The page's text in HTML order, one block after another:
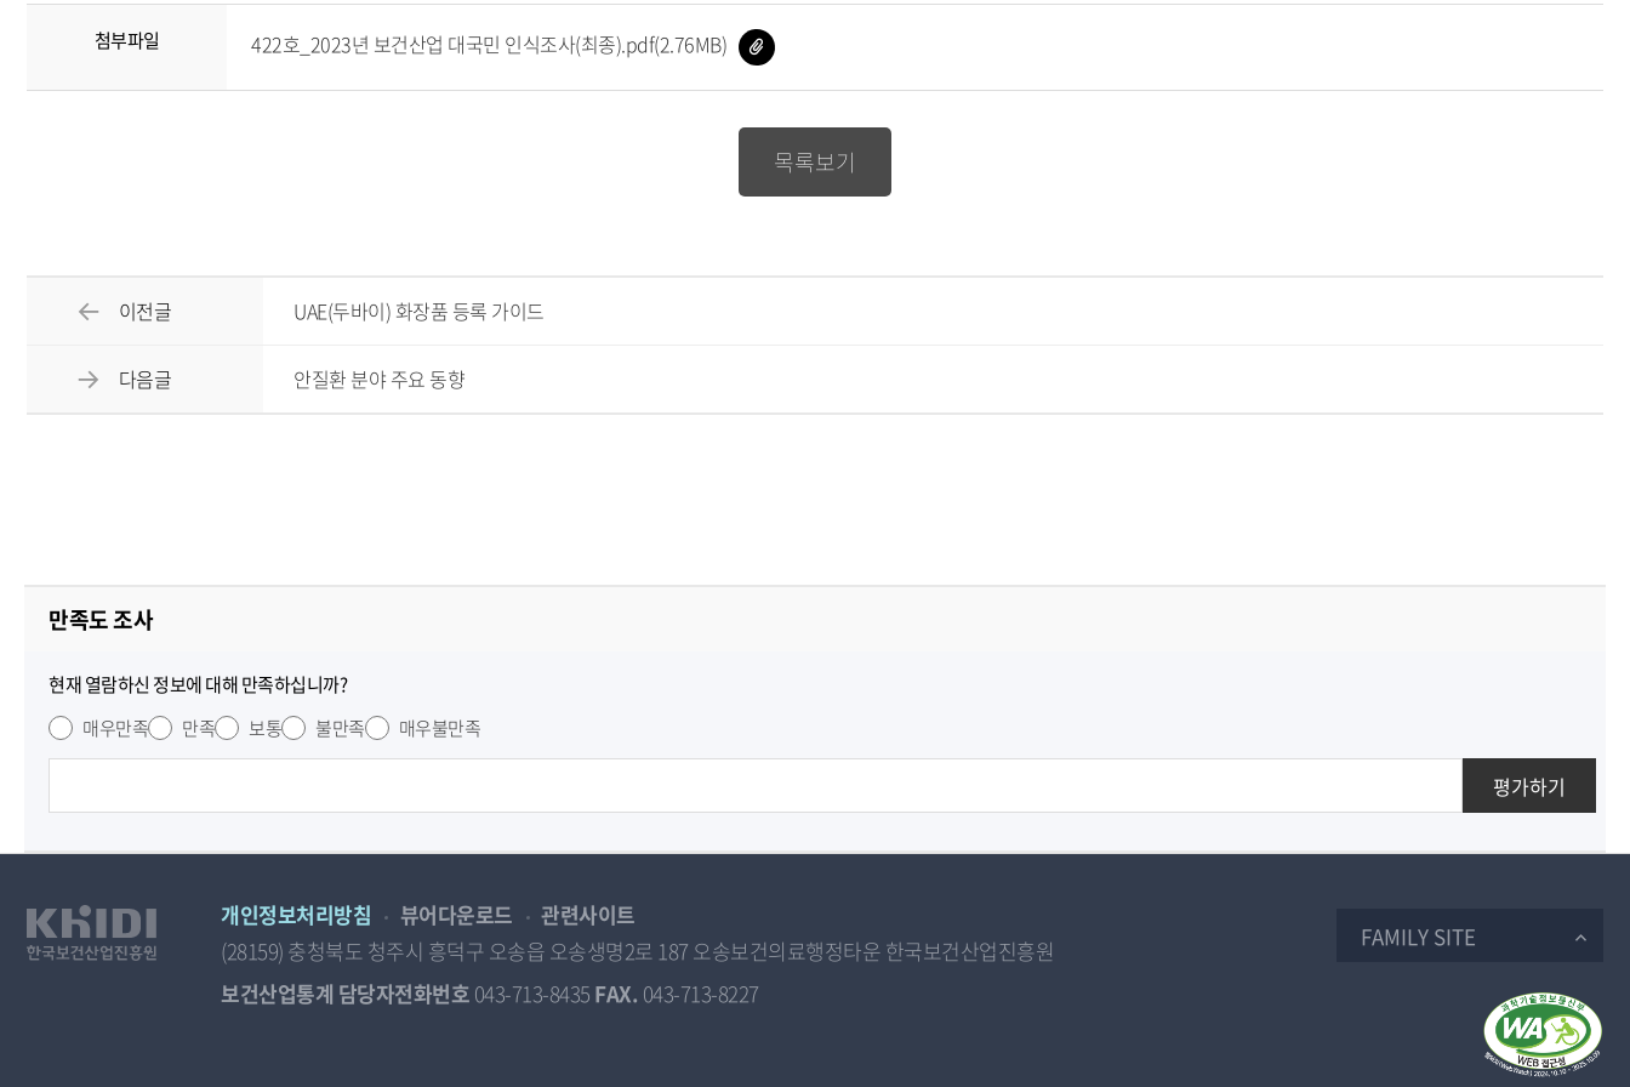
첨부파일 422호_2023년 보건산업 대국민 인식조사(최종).pdf(2.76MB)
파
로
목록보기
이전글 UAE(두바이) 화장품 등록 가이드
다음글 안질환 분야 주요 동향
만족도 조사
현재 열람하신 정보에 대해 만족하십니까?
매우만족
만족 보통 불만족 매우불만족
평가하기
개인정보처리방침 뷰어다운로드
관련사이트
(28159) 충청북도 청주시 흥덕구 오송읍 오송생명2로 187 오송보건의료행정타운 한국보건산업진흥원
보건산업통계 담당자전화번호 043-713-8435 FAX. 043-713-8227
FAMILY SITE